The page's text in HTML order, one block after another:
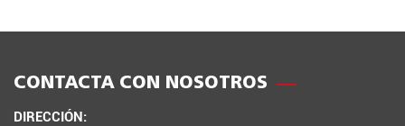
CONTACTA CON NOSOTROS
DIRECCIÓN: